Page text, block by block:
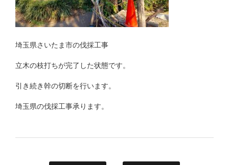
埼玉県さいたま市の伐採工事
立木の枝打ちが完了した状態です。
引き続き幹の切断を行います。
埼玉県の伐採工事承ります。